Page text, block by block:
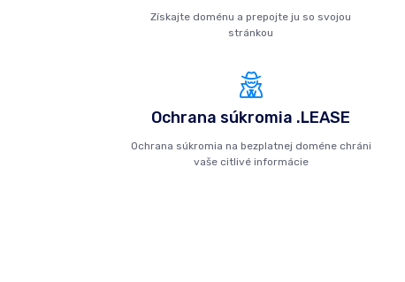
Získajte doménu a prepojte ju so svojou
stránkou
Ochrana súkromia .LEASE
Ochrana súkromia na bezplatnej doméne chráni
vaše citlivé informácie